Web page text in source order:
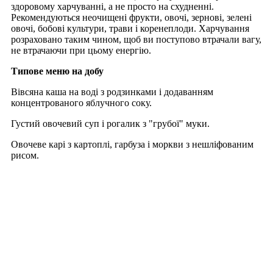
здоровому харчуванні, а не просто на схудненні.
Рекомендуються неочищені фрукти, овочі, зернові, зелені
овочі, бобові культури, трави і коренеплоди. Харчування
розраховано таким чином, щоб ви поступово втрачали вагу,
не втрачаючи при цьому енергію.
Типове меню на добу
Вівсяна каша на воді з родзинками і додаванням
концентрованого яблучного соку.
Густий овочевий суп і рогалик з "грубої" муки.
Овочеве карі з картоплі, гарбуза і моркви з нешліфованим
рисом.